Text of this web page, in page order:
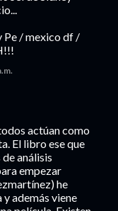
Pe / mexico df /
actúan como
El libro ese que
análisis
empezar
he
además viene